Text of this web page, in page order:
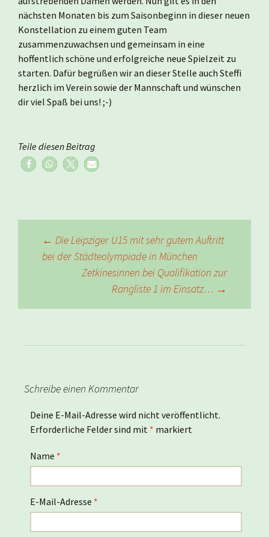
nächsten Monaten bis zum Saisonbeginn in dieser neuen
Konstellation zu einem guten Team
zusammenzuwachsen und gemeinsam in eine
hoffentlich schöne und erfolgreiche neue Spielzeit zu
starten. Dafür begrüßen wir an dieser Stelle auch Steffi
herzlich im Verein sowie der Mannschaft und wünschen
dir viel Spaß bei uns! ;-)
Teile diesen Beitrag
Beitragsnavigation
← Die Leipziger U15 mit sehr gutem Auftritt
bei der Städteolympiade in München
Zetkinesinnen bei Qualifikation zur
Rangliste 1 im Einsatz… →
Schreibe einen Kommentar
Deine E-Mail-Adresse wird nicht veröffentlicht.
Erforderliche Felder sind mit * markiert
Name *
E-Mail-Adresse *